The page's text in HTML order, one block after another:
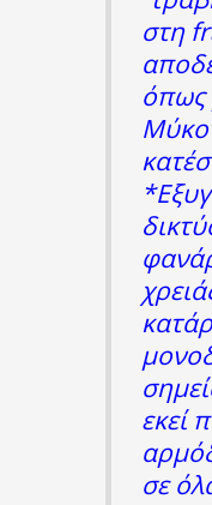
στη
όπως
εκεί
σε